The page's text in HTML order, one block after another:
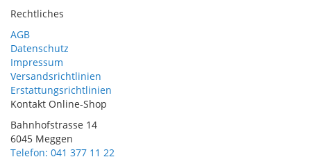
Rechtliches
AGB
Datenschutz
Impressum
Versandsrichtlinien
Erstattungsrichtlinien
Kontakt Online-Shop
Bahnhofstrasse 14
6045 Meggen
Telefon: 041 377 11 22